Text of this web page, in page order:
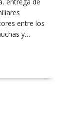
entre los
y…